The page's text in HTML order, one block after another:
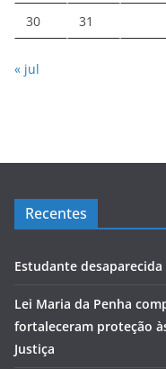
30 31
« jul
Recentes
Estudante
Lei Maria da Penha
fortaleceram proteção
Justiça